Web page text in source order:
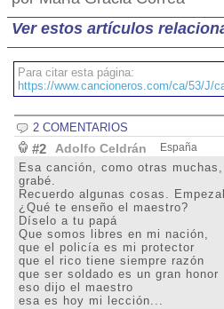
Ver estos artículos
Para citar esta página:
https://www.cancioneros.com/ca/53/J/
2 COMENTARIOS
#2 Adolfo Celdrán España
Esa canción, como otras
grabé.
Recuerdo algunas cosas.
¿Qué te enseño el maestro?
Díselo a tu papá
Que somos libres en mi nación,
que el policía es mi protector
que el rico tiene siempre razón
que ser soldado es un gran honor
eso dijo el maestro
esa es hoy mi lección...